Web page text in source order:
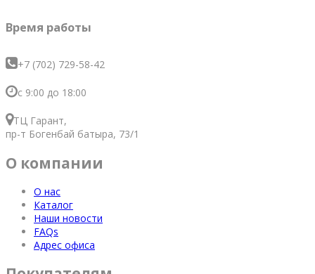
Время работы
+7 (702) 729-58-42
с 9:00 до 18:00
ТЦ Гарант,
пр-т Богенбай батыра, 73/1
О компании
О нас
Каталог
Наши новости
FAQs
Адрес офиса